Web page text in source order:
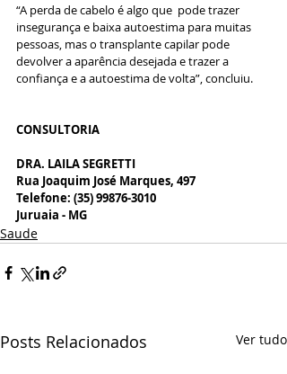
“A perda de cabelo é algo que  pode trazer
insegurança e baixa autoestima para muitas
pessoas, mas o transplante capilar pode
devolver a aparência desejada e trazer a
confiança e a autoestima de volta”, concluiu.
CONSULTORIA
DRA. LAILA SEGRETTI
Rua Joaquim José Marques, 497
Telefone: (35) 99876-3010
Juruaia - MG
Saude
Posts Relacionados Ver tudo